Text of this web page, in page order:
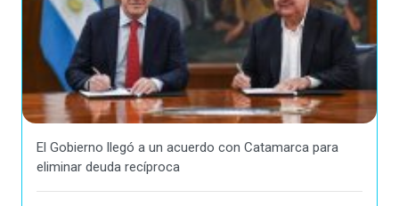
El Gobierno llegó a un acuerdo con Catamarca para
eliminar deuda recíproca